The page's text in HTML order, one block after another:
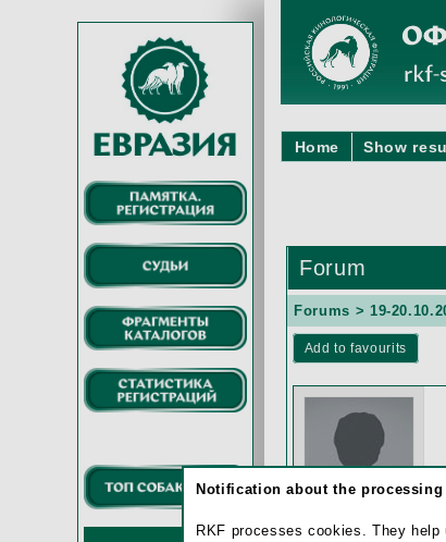
Home Show
Forum
Forums > 19-
Add to favourits
Кладова
Notification about the
RKF processes cookies. They